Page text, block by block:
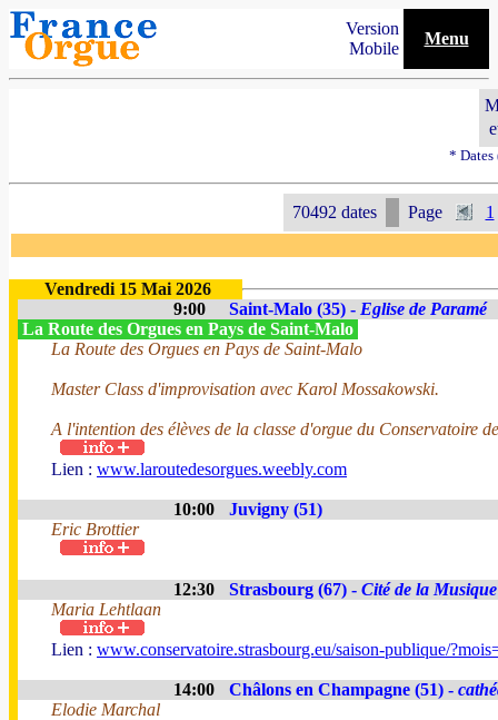
Version
Mobile
Menu
* Dates
70492 dates Page 1
Vendredi 15 Mai 2026
9:00
Saint-Malo (35) - Eglise de Paramé
La Route des Orgues en Pays de Saint-Malo
La Route des Orgues en Pays de Saint-Malo
Master Class d'improvisation avec Karol Mossakowski.
A l'intention des élèves de la classe d'orgue du Conservatoire
Lien : www.laroutedesorgues.weebly.com
10:00
Juvigny (51)
Eric Brottier
12:30 Strasbourg (67) - Cité de la
Maria Lehtlaan
Lien : www.conservatoire.strasbourg.eu/saison-publique/
14:00 Châlons en Champagne (51) -
Elodie Marchal